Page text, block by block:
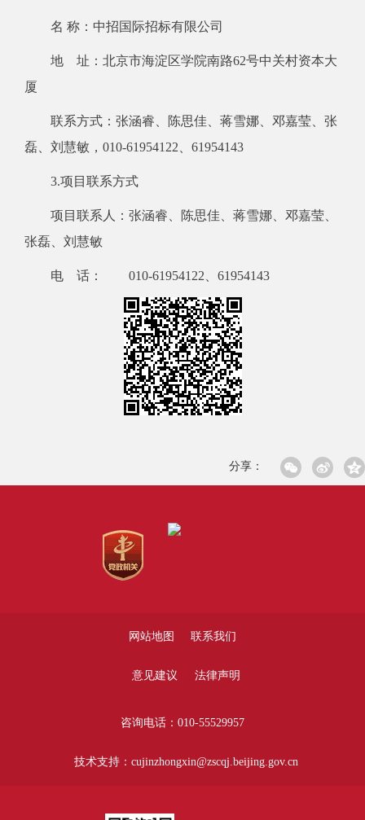
名 称：中招国际招标有限公司
地 址：北京市海淀区学院南路62号中关村资本大
厦
联系方式：张涵睿、陈思佳、蒋雪娜、邓嘉莹、张
磊、刘慧敏，010-61954122、61954143
3.项目联系方式
项目联系人：张涵睿、陈思佳、蒋雪娜、邓嘉莹、
张磊、刘慧敏
电 话： 010-61954122、61954143
分享：
网站地图 联系我们
意见建议 法律声明
咨询电话：010-55529957
技术支持：cujinzhongxin@zscqj.beijing.gov.cn